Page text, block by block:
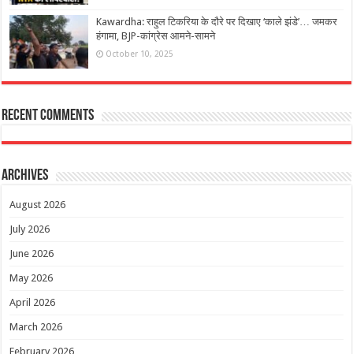
Kawardha: राहुल टिकरिया के दौरे पर दिखाए ‘काले झंडे’… जमकर
हंगामा, BJP-कांग्रेस आमने-सामने
October 10, 2025
Recent Comments
Archives
August 2026
July 2026
June 2026
May 2026
April 2026
March 2026
February 2026